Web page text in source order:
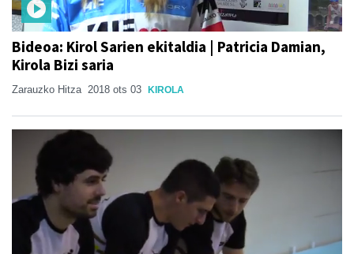
Bideoa: Kirol Sarien ekitaldia | Patricia Damian,
Kirola Bizi saria
Zarauzko Hitza 2018 ots 03 KIROLA